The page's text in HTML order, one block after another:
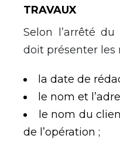
TRAVAUX
Selon l’arrêté
doit présenter les
la date de
le nom et
le nom du
de l’opération ;